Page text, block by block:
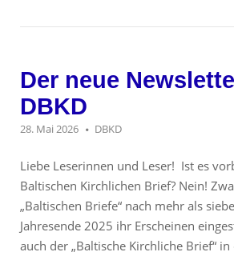
Der neue
DBKD
28. Mai 2026 DBKD
Liebe Leserinnen und Leser! Ist es
Baltischen Kirchlichen Brief? Nein!
„Baltischen Briefe“ nach mehr als
Jahresende 2025 ihr Erscheinen
auch der „Baltische Kirchliche Brief“